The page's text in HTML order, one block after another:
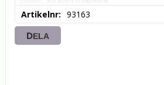
Artikelnr
93163
DELA